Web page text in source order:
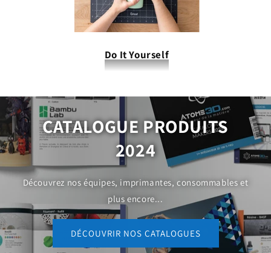
Do It Yourself
CATALOGUE PRODUITS
2024
Découvrez nos équipes, imprimantes, consommables et
plus encore...
DÉCOUVRIR NOS CATALOGUES